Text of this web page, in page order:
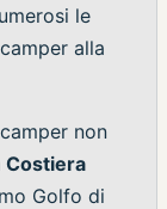
le
alla
non
Costiera
Golfo di